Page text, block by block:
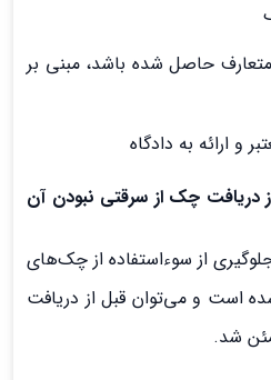
حاصل شده باشد، مبنی بر
و ارائه به دادگاه
دریافت چک از سرقتی نبودن آن
از سوءاستفاده از چک‌های
است و می‌توان قبل از دریافت
شد.